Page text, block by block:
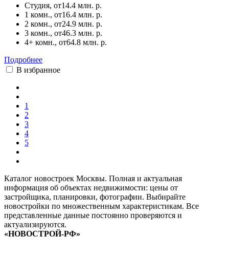
Студия, от14.4 млн. р.
1 комн., от16.4 млн. р.
2 комн., от24.9 млн. р.
3 комн., от46.3 млн. р.
4+ комн., от64.8 млн. р.
Подробнее
В избранное
1
2
3
4
5
Каталог новостроек Москвы. Полная и актуальная
информация об объектах недвижимости: цены от
застройщика, планировки, фотографии. Выбирайте
новостройки по множественным характеристикам. Все
представленные данные постоянно проверяются и
актуализируются.
«НОВОСТРОЙ-РФ»